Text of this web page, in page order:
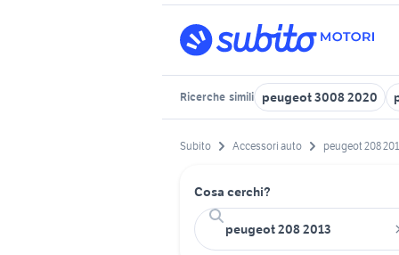
Ricerche simili peugeot 3008 2020
Subito Accessori auto peugeot 208
Cosa cerchi?